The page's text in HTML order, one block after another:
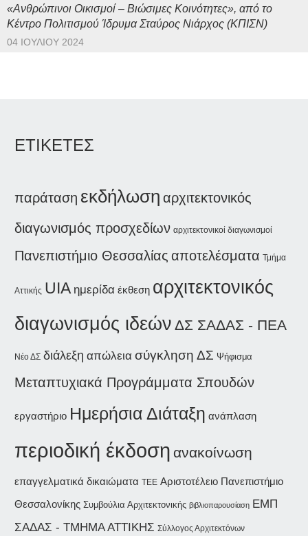
«Ανθρώπινοι Οικισμοί – Βιώσιμες Κοινότητες», από το
Κέντρο Πολιτισμού Ίδρυμα Σταύρος Νιάρχος (ΚΠΙΣΝ)
04 ΙΟΥΛΊΟΥ 2024
ΕΤΙΚΕΤΕΣ
παράταση εκδήλωση αρχιτεκτονικός
διαγωνισμός προσχεδίων αρχιτεκτονικοί διαγωνισμοί
Πανεπιστήμιο Θεσσαλίας αποτελέσματα Τμήμα
Αττικής UIA ημερίδα έκθεση αρχιτεκτονικός
διαγωνισμός ιδεών ΔΣ ΣΑΔΑΣ - ΠΕΑ
Νέο ΔΣ διάλεξη απώλεια σύγκληση ΔΣ Ψήφισμα
Μεταπτυχιακά Προγράμματα Σπουδών
εργαστήριο Ημερήσια Διάταξη ανάπλαση
περιοδική έκδοση ανακοίνωση
επαγγελματικά δικαιώματα ΤΕΕ Αριστοτέλειο Πανεπιστήμιο
Θεσσαλονίκης Συμβούλια Αρχιτεκτονικής βιβλιοπαρουσίαση ΕΜΠ
ΣΑΔΑΣ - ΤΜΗΜΑ ΑΤΤΙΚΗΣ Σύλλογος Αρχιτεκτόνων